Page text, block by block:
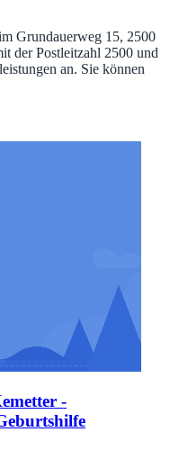
Grundauerweg 15, 2500
der Postleitzahl 2500 und
an. Sie können
-